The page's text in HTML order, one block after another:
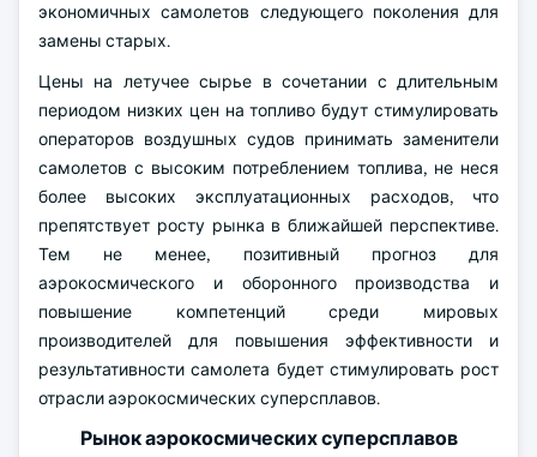
экономичных самолетов следующего поколения для
замены старых.
Цены на летучее сырье в сочетании с длительным
периодом низких цен на топливо будут стимулировать
операторов воздушных судов принимать заменители
самолетов с высоким потреблением топлива, не неся
более высоких эксплуатационных расходов, что
препятствует росту рынка в ближайшей перспективе.
Тем не менее, позитивный прогноз для
аэрокосмического и оборонного производства и
повышение компетенций среди мировых
производителей для повышения эффективности и
результативности самолета будет стимулировать рост
отрасли аэрокосмических суперсплавов.
Рынок аэрокосмических суперсплавов